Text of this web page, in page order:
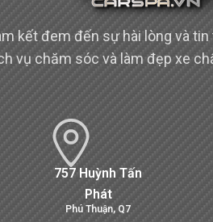
kết đem đến sự hài lòng và
vụ chăm sóc và làm đẹp xe
757 Huỳnh Tấn
Phát
Phú Thuận, Q7